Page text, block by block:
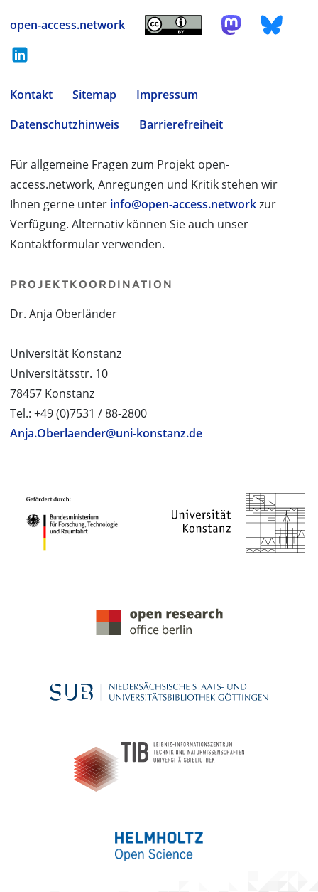
open-access.network
Kontakt Sitemap
Impressum
Datenschutzhinweis
Barrierefreiheit
Für allgemeine Fragen zum Projekt open-
access.network, Anregungen und Kritik stehen wir
Ihnen gerne unter info@open-access.networkzur
Verfügung. Alternativ können Sie auch unser
Kontaktformular verwenden.
PROJEKTKOORDINATION
Dr. Anja Oberländer
Universität Konstanz
Universitätsstr. 10
78457 Konstanz
Tel.: +49 (0)7531 / 88-2800
Anja.Oberlaender@uni-konstanz.de